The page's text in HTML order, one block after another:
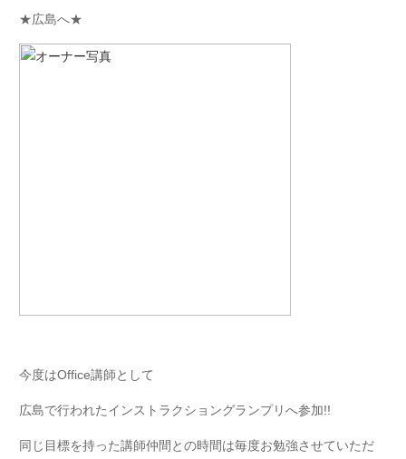
★広島へ★
今度はOffice講師として
広島で行われたインストラクショングランプリへ参加!!
同じ目標を持った講師仲間との時間は毎度お勉強させていただ